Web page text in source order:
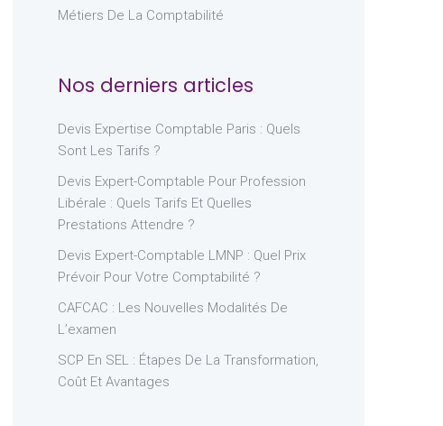
Métiers De La Comptabilité
Nos derniers articles
Devis Expertise Comptable Paris : Quels
Sont Les Tarifs ?
Devis Expert-Comptable Pour Profession
Libérale : Quels Tarifs Et Quelles
Prestations Attendre ?
Devis Expert-Comptable LMNP : Quel Prix
Prévoir Pour Votre Comptabilité ?
CAFCAC : Les Nouvelles Modalités De
L’examen
SCP En SEL : Étapes De La Transformation,
Coût Et Avantages